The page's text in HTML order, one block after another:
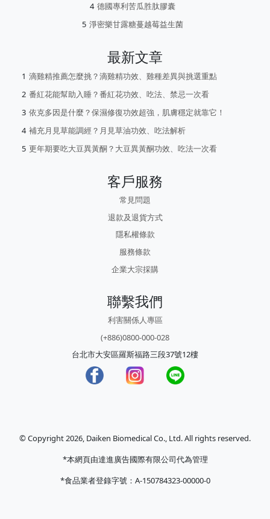
德國專利苦瓜胜肽膠囊
淨密樂甘露糖蔓越莓益生菌
最新文章
滴雞精推薦怎麼挑？滴雞精功效、雞種差異與挑選重點
番紅花能幫助入睡？番紅花功效、吃法、禁忌一次看
依克多因是什麼？保濕修復功效超強，肌膚穩定就靠它！
補充月見草能調經？月見草油功效、吃法解析
更年期要吃大豆異黃酮？大豆異黃酮功效、吃法一次看
客戶服務
常見問題
退款及退貨方式
隱私權條款
服務條款
企業大宗採購
聯繫我們
利害關係人專區
(+886)0800-000-028
台北市大安區羅斯福路三段37號12樓
© Copyright 2026, Daiken Biomedical Co., Ltd. All rights reserved.
*本網頁由達進廣告國際有限公司代為管理
*食品業者登錄字號：A-150784323-00000-0